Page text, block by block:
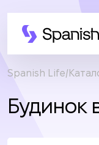
Spanish Life
Будинок